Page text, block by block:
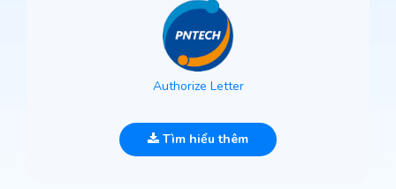
Authorize Letter
Tìm hiểu thêm